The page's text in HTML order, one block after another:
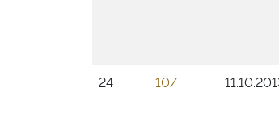
24
10/